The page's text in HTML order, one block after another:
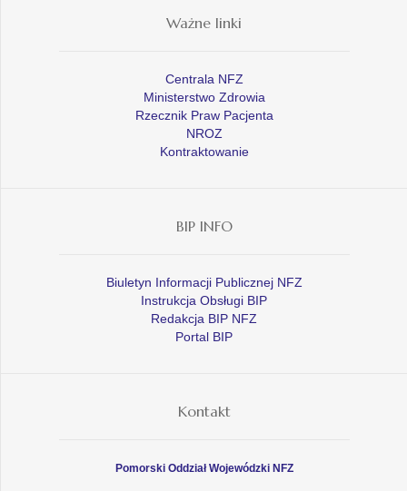
Ważne linki
Centrala NFZ
Ministerstwo Zdrowia
Rzecznik Praw Pacjenta
NROZ
Kontraktowanie
BIP INFO
Biuletyn Informacji Publicznej NFZ
Instrukcja Obsługi BIP
Redakcja BIP NFZ
Portal BIP
Kontakt
Pomorski Oddział Wojewódzki NFZ